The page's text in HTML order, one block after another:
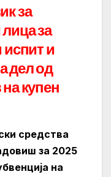
за
за
испит и
дел од
купен
средства
за 2025
на